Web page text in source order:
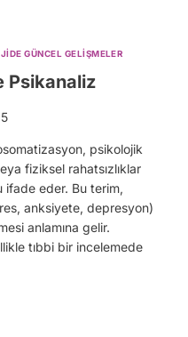
GÜNCEL GELIŞMELER
Psikanaliz
psikolojik
fiziksel rahatsızlıklar
eder. Bu terim,
anksiyete, depresyon)
anlamına gelir.
tıbbi bir incelemede